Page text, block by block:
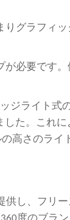
グラフィ
必要です
ジライト
た。これ
の高さのラ
し、フリ